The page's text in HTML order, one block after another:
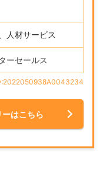
人材サービス
ーセールス
ーはこちら